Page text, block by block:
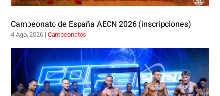
Campeonato de España AECN 2026 (inscripciones)
4 Ago, 2026 |Campeonatos